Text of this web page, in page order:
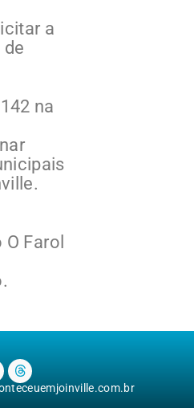
a
na
Farol